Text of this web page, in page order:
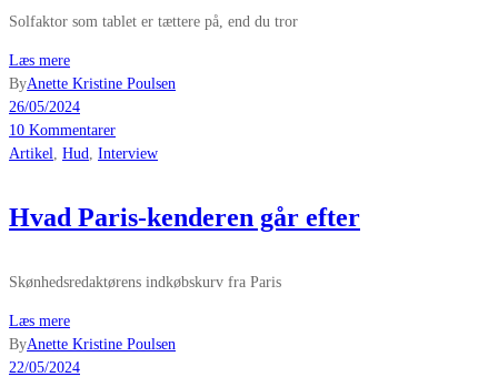
Solfaktor som tablet er tættere på, end du tror
Læs mere
ByAnette Kristine Poulsen
26/05/2024
10 Kommentarer
Artikel
Hud Interview
Hvad Paris-kenderen går efter
Skønhedsredaktørens indkøbskurv fra Paris
Læs mere
ByAnette Kristine Poulsen
22/05/2024